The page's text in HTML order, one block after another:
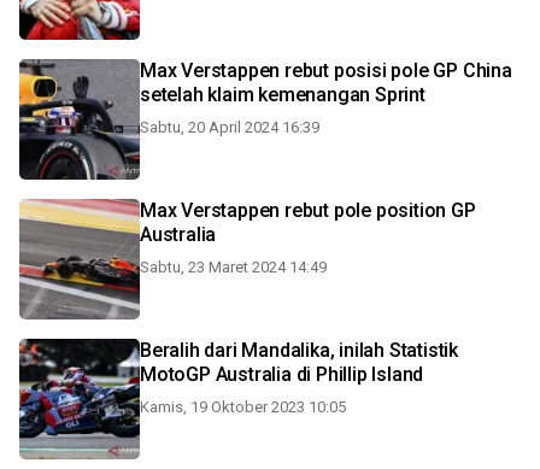
Max Verstappen rebut posisi pole GP China
setelah klaim kemenangan Sprint
Sabtu, 20 April 2024 16:39
Max Verstappen rebut pole position GP
Australia
Sabtu, 23 Maret 2024 14:49
Beralih dari Mandalika, inilah Statistik
MotoGP Australia di Phillip Island
Kamis, 19 Oktober 2023 10:05